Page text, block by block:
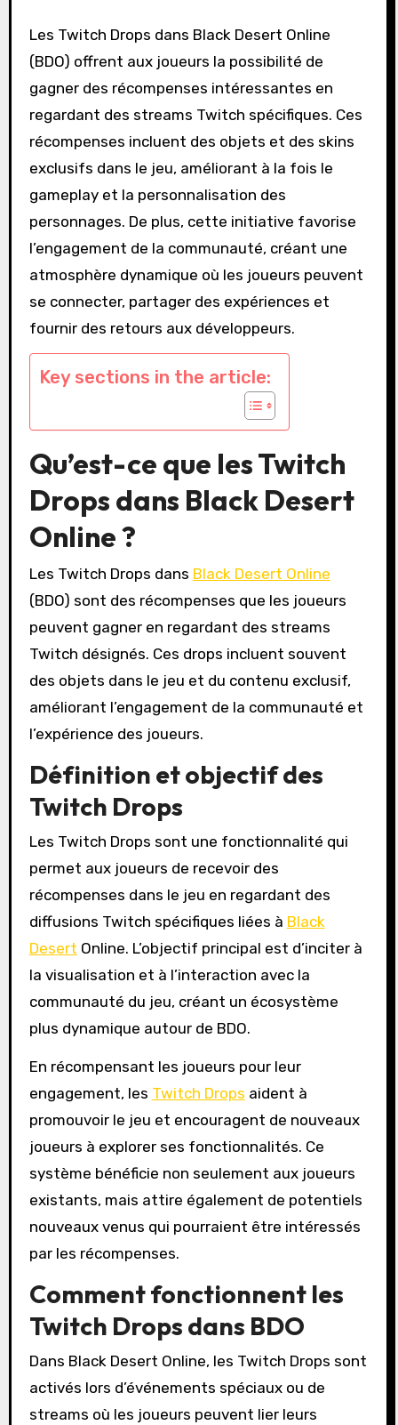
Les Twitch Drops dans Black Desert Online
(BDO) offrent aux joueurs la possibilité de
gagner des récompenses intéressantes en
regardant des streams Twitch spécifiques. Ces
récompenses incluent des objets et des skins
exclusifs dans le jeu, améliorant à la fois le
gameplay et la personnalisation des
personnages. De plus, cette initiative favorise
l’engagement de la communauté, créant une
atmosphère dynamique où les joueurs peuvent
se connecter, partager des expériences et
fournir des retours aux développeurs.
Key sections in the article:
Qu’est-ce que les Twitch
Drops dans Black Desert
Online ?
Les Twitch Drops dans Black Desert Online
(BDO) sont des récompenses que les joueurs
peuvent gagner en regardant des streams
Twitch désignés. Ces drops incluent souvent
des objets dans le jeu et du contenu exclusif,
améliorant l’engagement de la communauté et
l’expérience des joueurs.
Définition et objectif des
Twitch Drops
Les Twitch Drops sont une fonctionnalité qui
permet aux joueurs de recevoir des
récompenses dans le jeu en regardant des
diffusions Twitch spécifiques liées à Black
Desert Online. L’objectif principal est d’inciter à
la visualisation et à l’interaction avec la
communauté du jeu, créant un écosystème
plus dynamique autour de BDO.
En récompensant les joueurs pour leur
engagement, les Twitch Drops aident à
promouvoir le jeu et encouragent de nouveaux
joueurs à explorer ses fonctionnalités. Ce
système bénéficie non seulement aux joueurs
existants, mais attire également de potentiels
nouveaux venus qui pourraient être intéressés
par les récompenses.
Comment fonctionnent les
Twitch Drops dans BDO
Dans Black Desert Online, les Twitch Drops sont
activés lors d’événements spéciaux ou de
streams où les joueurs peuvent lier leurs